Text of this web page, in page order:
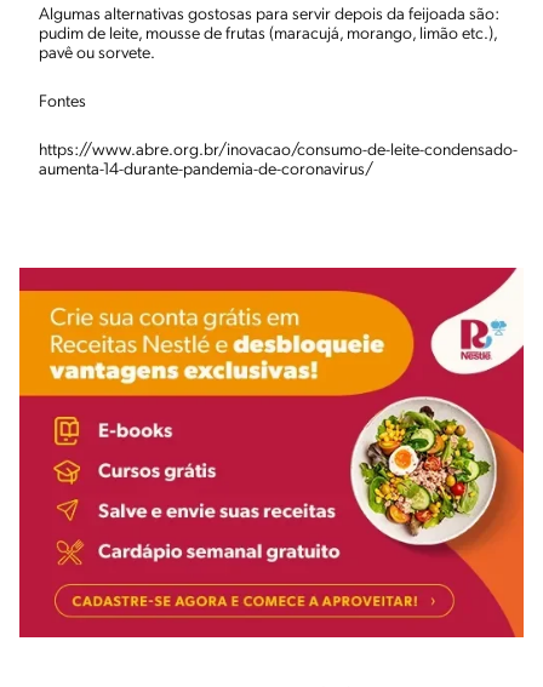
Algumas alternativas gostosas para servir depois da feijoada são:
pudim de leite, mousse de frutas (maracujá, morango, limão etc.),
pavê ou sorvete.
Fontes
https://www.abre.org.br/inovacao/consumo-de-leite-condensado-
aumenta-14-durante-pandemia-de-coronavirus/